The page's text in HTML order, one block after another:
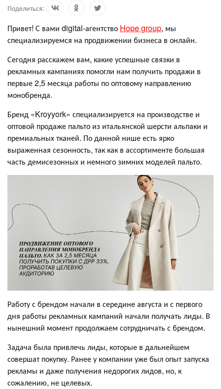
Поделиться:
Привет! С вами digital-агентство Hope group, мы
специализируемся на продвижении бизнеса в онлайн.
Сегодня расскажем вам, какие успешные связки в
рекламных кампаниях помогли нам получить продажи в
первые 2,5 месяца работы по оптовому направлению
монобренда.
Бренд «Kroyyork» специализируется на производстве и
оптовой продаже пальто из итальянской шерсти альпаки и
премиальных тканей. По данной нише есть ярко
выраженная сезонность, так как в ассортименте большая
часть демисезонных и немного зимних моделей пальто.
Работу с брендом начали в середине августа и с первого
дня работы рекламных кампаний начали получать лиды. В
нынешний момент продолжаем сотрудничать с брендом.
Задача была привлечь лиды, которые в дальнейшем
совершат покупку. Ранее у компании уже был опыт запуска
рекламы и даже получения недорогих лидов, но, к
сожалению, не целевых.